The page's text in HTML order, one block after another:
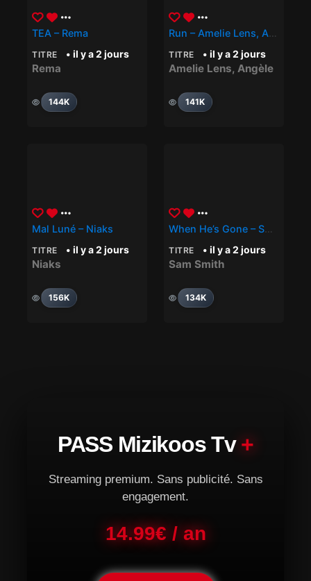
TEA – Rema
TITRE • il y a 2 jours
Rema
144K
Run – Amelie Lens, Angèle
TITRE • il y a 2 jours
Amelie Lens, Angèle
141K
Mal Luné – Niaks
TITRE • il y a 2 jours
Niaks
156K
When He’s Gone – SAM SMITH
TITRE • il y a 2 jours
Sam Smith
134K
PASS Mizikoos Tv+
Streaming premium. Sans publicité. Sans
engagement.
14.99€ / an